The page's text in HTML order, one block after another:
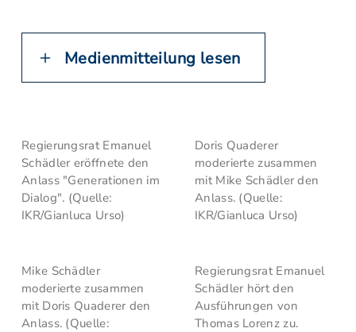
Medienmitteilung lesen
Regierungsrat Emanuel
Schädler eröffnete den
Anlass "Generationen im
Dialog". (Quelle:
IKR/Gianluca Urso)
Doris Quaderer
moderierte zusammen
mit Mike Schädler den
Anlass. (Quelle:
IKR/Gianluca Urso)
Mike Schädler
moderierte zusammen
mit Doris Quaderer den
Anlass. (Quelle:
Regierungsrat Emanuel
Schädler hört den
Ausführungen von
Thomas Lorenz zu.